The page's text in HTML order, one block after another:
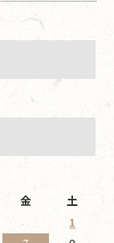
金
土
1